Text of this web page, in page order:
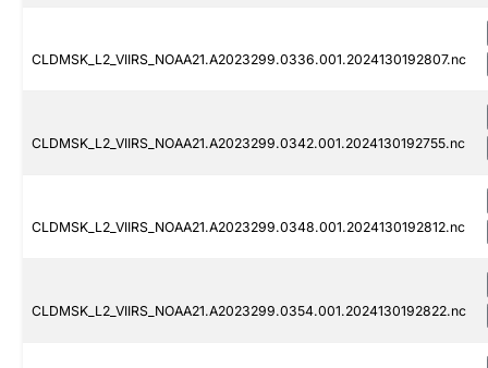
CLDMSK_L2_VIIRS_NOAA21.A2023299.0336.001.2024130192807.nc
CLDMSK_L2_VIIRS_NOAA21.A2023299.0342.001.2024130192755.nc
CLDMSK_L2_VIIRS_NOAA21.A2023299.0348.001.2024130192812.nc
CLDMSK_L2_VIIRS_NOAA21.A2023299.0354.001.2024130192822.nc